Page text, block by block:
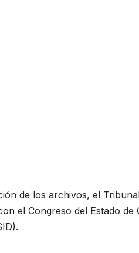
de los archivos, el
el Congreso del Estado de